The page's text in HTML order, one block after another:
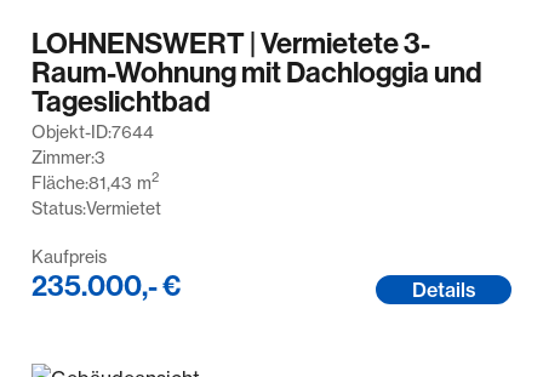
LOHNENSWERT | Vermietete 3-
Raum-Wohnung mit Dachloggia und
Tageslichtbad
Objekt-ID:7644
Zimmer:3
Fläche:81,43 m2
Status:Vermietet
Kaufpreis
235.000,- € Details